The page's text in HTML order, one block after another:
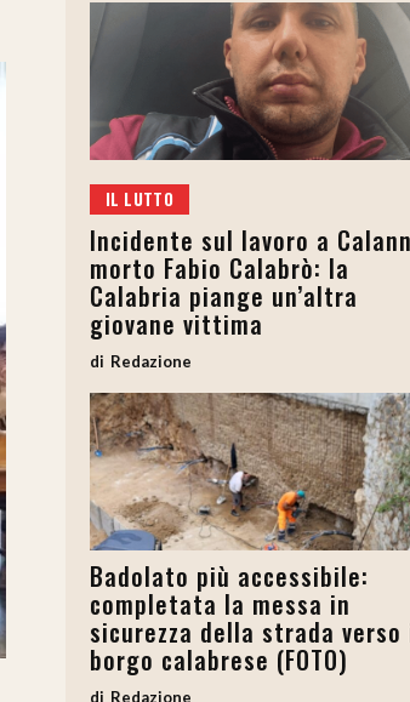
IL LUTTO
Incidente sul lavoro a
morto Fabio Calabrò: la
Calabria piange un’altra
giovane vittima
Redazione
Badolato più accessibile:
completata la messa in
sicurezza della strada verso
borgo calabrese (FOTO)
Redazione